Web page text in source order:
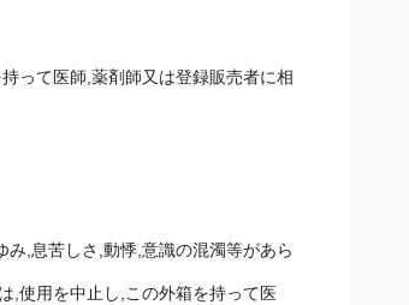
って医師,薬剤師又は登録販売者に相
,息苦しさ,動悸,意識の混濁等があら